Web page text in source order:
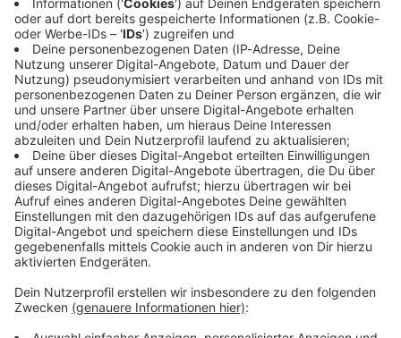
Immer auf dem Laufenden
bleiben!
Verpass' nichts mehr - mit unserem kostenlosen
ANTENNE BAYERN Newsletter. Ob Nachrichten,
Lifestyle oder unsere neuesten Aktionen - wir
informieren dich.